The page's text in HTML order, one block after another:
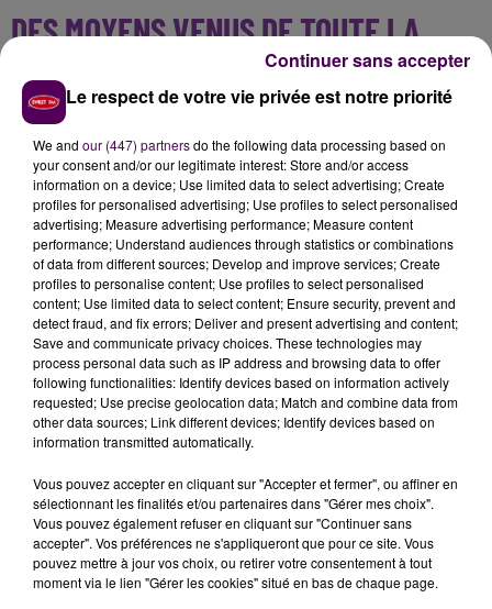
DES MOYENS VENUS DE TOUTE LA
Exactement
intervention d'ampleur. Ils sont arrivés sur place avec
27 engins, depuis les casernes mancelles Sud et
Degré, Beaumont-sur-Sarthe, Changé, Ecommoy, La
Ferté-Bernard, Montfort-le-Gesnois, Teloché, Yvré,
Parigné et Savigné-l'Evêque. Les soldats du feu ont
réussi à éteindre l'incendie à l'aide de trois lances
À LA UNE
Le respect de votre vie privée est notre priorité
We and our (447) partnersdo the following data processing based on
your consent and/or our legitimate interest: Store and/or access
information on a device; Use limited data to select advertising; Create
profiles for personalised advertising; Use profiles to select personalised
advertising; Measure advertising performance; Measure content
performance; Understand audiences through statistics or combinations
of data from different sources; Develop and improve services; Create
profiles to personalise content; Use profiles to select personalised
content; Use limited data to select content; Ensure security, prevent and
detect fraud, and fix errors; Deliver and present advertising and content;
Save and communicate privacy choices. These technologies may
process personal data such as IP address and browsing data to offer
following functionalities: Identify devices based on information actively
requested; Use precise geolocation data; Match and combine data from
other data sources; Link different devices; Identify devices based on
information transmitted automatically.
Vous pouvez accepter en cliquant sur "Accepter et fermer", ou affiner en
sélectionnant les finalités et/ou partenaires dans "Gérer mes choix".
Vous pouvez également refuser en cliquant sur "Continuer sans
accepter". Vos préférences ne s'appliqueront que pour ce site. Vous
pouvez mettre à jour vos choix, ou retirer votre consentement à tout
moment via le lien "Gérer les cookies" situé en bas de chaque page.
Continuer sans accepter